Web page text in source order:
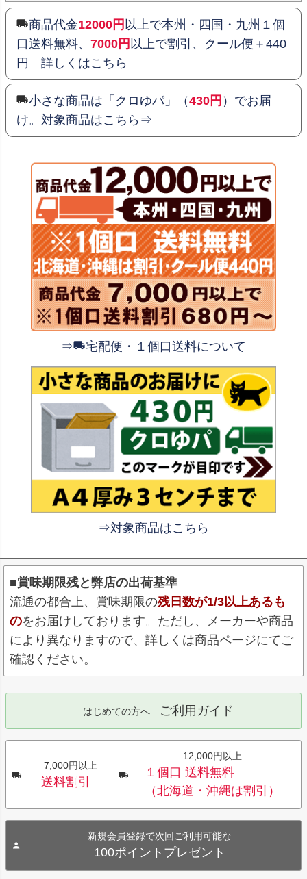
商品代金12000円 以上で本州・四国・九州１個
口送料無料、 7000円 以上で割引、クール便＋440
円 詳しくはこちら
小さな商品は「クロゆパ」（430円 ）でお届
け。対象商品はこちら⇒
⇒ 宅配便・１個口送料について
⇒対象商品はこちら
■賞味期限残と弊店の出荷基準
流通の都合上、賞味期限の残日数が1/3以上あるも
のをお届けしております。ただし、メーカーや商品
により異なりますので、詳しくは商品ページにてご
確認ください。
はじめての方へ ご利用ガイド
7,000円以上
送料割引
12,000円以上
１個口 送料無料
（北海道・沖縄は割引）
新規会員登録で次回ご利用可能な
100ポイントプレゼント